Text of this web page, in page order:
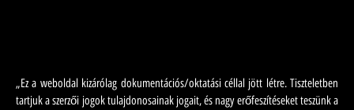
„Ez a weboldal kizárólag dokumentációs/oktatási céllal jött létre. Tiszteletben
tartjuk a szerzői jogok tulajdonosainak jogait, és nagy erőfeszítéseket teszünk a